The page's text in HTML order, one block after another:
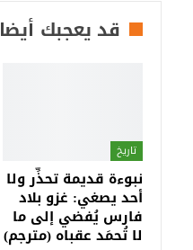
قد يعجبك أيضا
تاريخ
نبوءة قديمة تحذِّر ولا
أحد يصغي: غزو بلاد
فارس يُفضي إلى ما
لا تُحمَد عقباه (مترجم)